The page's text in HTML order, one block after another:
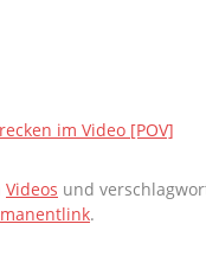
im Video [POV]
Videos und
.